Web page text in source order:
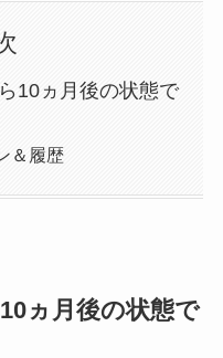
10ヵ月後の状態で
＆履歴
ヵ月後の状態で